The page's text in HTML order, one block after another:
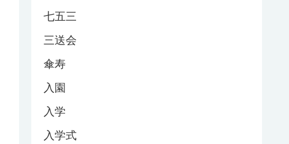
七五三
三送会
傘寿
入園
入学
入学式